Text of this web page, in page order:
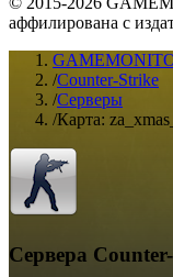
аффилирована с
/Counter-Strike
/Серверы
/Карта:
Сервера